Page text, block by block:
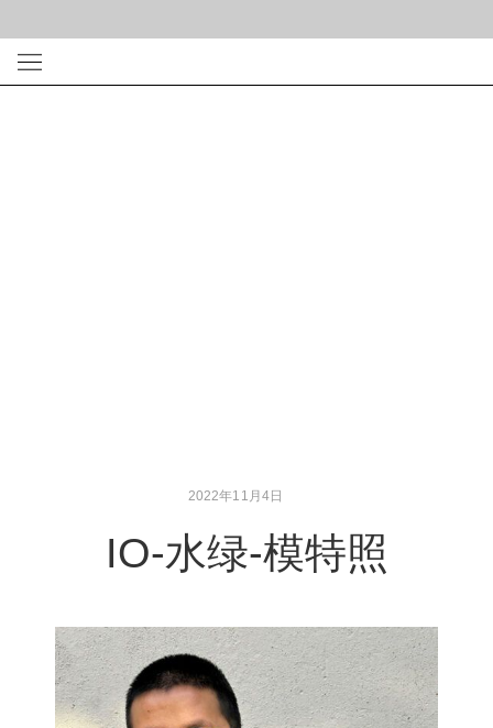
2022年11月4日
IO-水绿-模特照